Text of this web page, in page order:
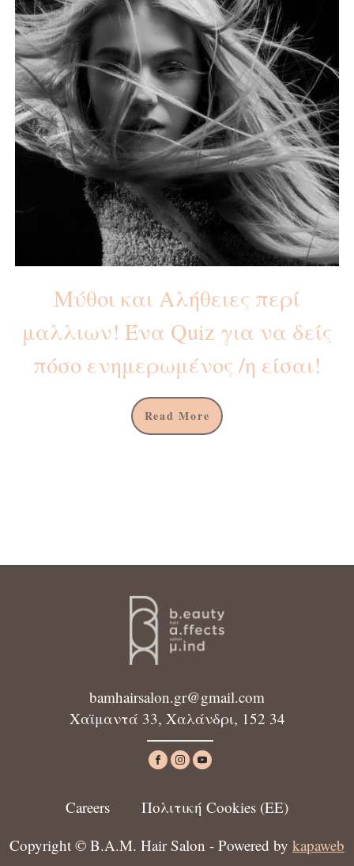
Μύθοι και Αλήθειες περί
μαλλιων! Ένα Quiz για να δείς
πόσο ενημερωμένος /η είσαι!
Read More
bamhairsalon.gr@gmail.com
Χαϊμαντά 33, Χαλάνδρι, 152 34
Careers
Πολιτική Cookies (ΕΕ)
Copyright © B.A.M. Hair Salon - Powered by kapaweb